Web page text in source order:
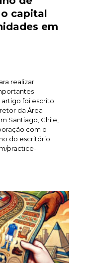
capital
em
realizar
artigo foi escrito
da Área
Santiago, Chile,
com o
do escritório
practice-